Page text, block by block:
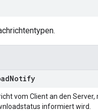
Notify
vom Client an den Server,
informiert wird.